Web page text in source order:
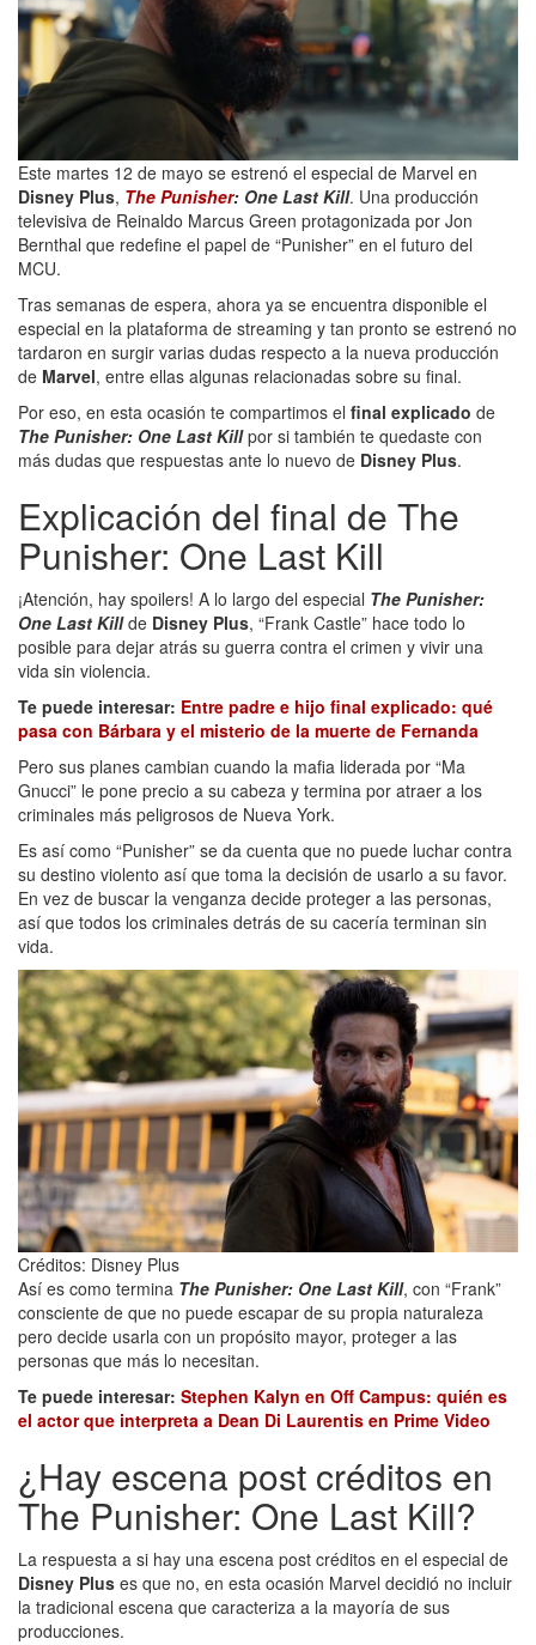
Este martes 12 de mayo se estrenó el especial de Marvel en
Disney Plus, The Punisher: One Last Kill. Una producción
televisiva de Reinaldo Marcus Green protagonizada por Jon
Bernthal que redefine el papel de “Punisher” en el futuro del
MCU.
Tras semanas de espera, ahora ya se encuentra disponible el
especial en la plataforma de streaming y tan pronto se estrenó no
tardaron en surgir varias dudas respecto a la nueva producción
de Marvel, entre ellas algunas relacionadas sobre su final.
Por eso, en esta ocasión te compartimos el final explicado de
The Punisher: One Last Killpor si también te quedaste con
más dudas que respuestas ante lo nuevo de Disney Plus.
Explicación del final de The
Punisher: One Last Kill
¡Atención, hay spoilers! A lo largo del especial The Punisher:
One Last Killde Disney Plus, “Frank Castle” hace todo lo
posible para dejar atrás su guerra contra el crimen y vivir una
vida sin violencia.
Te puede interesar: Entre padre e hijo final explicado: qué
pasa con Bárbara y el misterio de la muerte de Fernanda
Pero sus planes cambian cuando la mafia liderada por “Ma
Gnucci” le pone precio a su cabeza y termina por atraer a los
criminales más peligrosos de Nueva York.
Es así como “Punisher” se da cuenta que no puede luchar contra
su destino violento así que toma la decisión de usarlo a su favor.
En vez de buscar la venganza decide proteger a las personas,
así que todos los criminales detrás de su cacería terminan sin
vida.
Créditos: Disney Plus
Así es como termina The Punisher: One Last Kill, con “Frank”
consciente de que no puede escapar de su propia naturaleza
pero decide usarla con un propósito mayor, proteger a las
personas que más lo necesitan.
Te puede interesar: Stephen Kalyn en Off Campus: quién es
el actor que interpreta a Dean Di Laurentis en Prime Video
¿Hay escena post créditos en
The Punisher: One Last Kill?
La respuesta a si hay una escena post créditos en el especial de
Disney Plus es que no, en esta ocasión Marvel decidió no incluir
la tradicional escena que caracteriza a la mayoría de sus
producciones.